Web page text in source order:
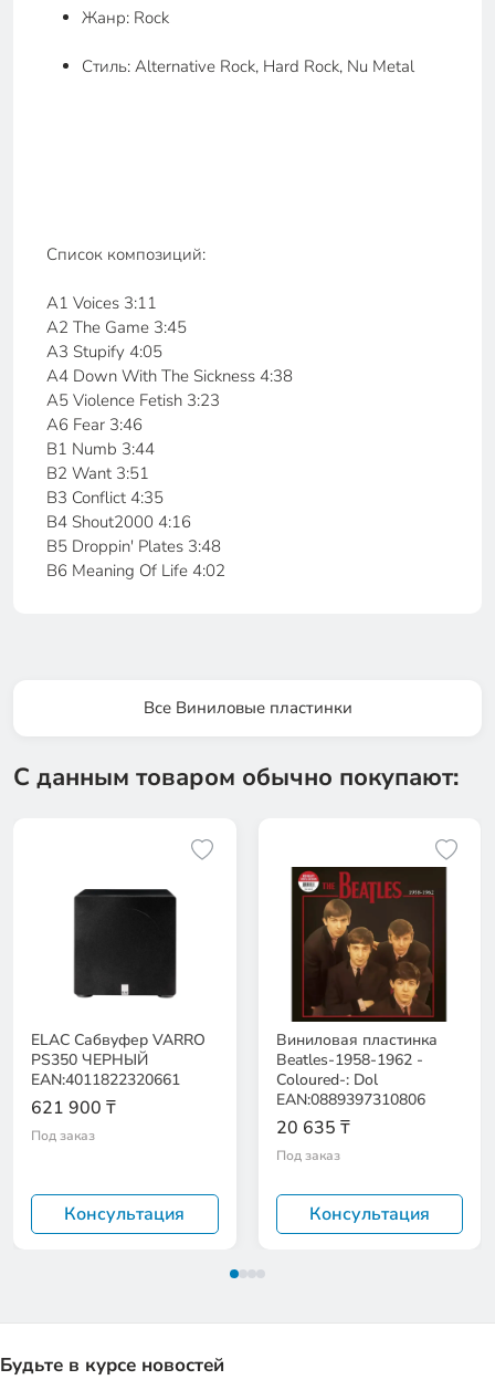
Жанр: Rock
Стиль: Alternative Rock, Hard Rock, Nu Metal
Список композиций:
A1 Voices 3:11
A2 The Game 3:45
A3 Stupify 4:05
A4 Down With The Sickness 4:38
A5 Violence Fetish 3:23
A6 Fear 3:46
B1 Numb 3:44
B2 Want 3:51
B3 Conflict 4:35
B4 Shout2000 4:16
B5 Droppin' Plates 3:48
B6 Meaning Of Life 4:02
Все Виниловые пластинки
С данным товаром обычно покупают:
ELAC Сабвуфер VARRO
PS350 ЧЕРНЫЙ
EAN:4011822320661
621 900 ₸
Под заказ
Консультация
Виниловая пластинка
Beatles-1958-1962 -
Coloured-: Dol
EAN:0889397310806
20 635 ₸
Под заказ
Консультация
Будьте в курсе новостей